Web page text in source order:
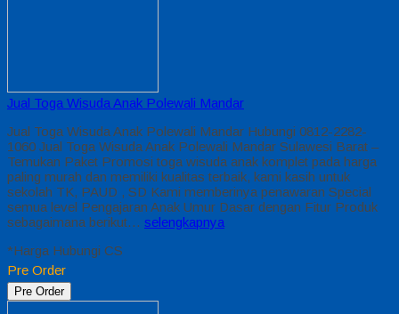
Jual Toga Wisuda Anak Polewali Mandar
Jual Toga Wisuda Anak Polewali Mandar Hubungi 0812-2282-
1060 Jual Toga Wisuda Anak Polewali Mandar Sulawesi Barat –
Temukan Paket Promosi toga wisuda anak komplet pada harga
paling murah dan memiliki kualitas terbaik, kami kasih untuk
sekolah TK, PAUD , SD Kami memberinya penawaran Special
semua level Pengajaran Anak Umur Dasar dengan Fitur Produk
sebagaimana berikut… selengkapnya
*Harga Hubungi CS
Pre Order
Pre Order